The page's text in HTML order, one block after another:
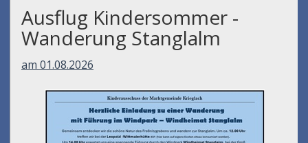
Ausflug Kindersommer -
Wanderung Stanglalm
am 01.08.2026